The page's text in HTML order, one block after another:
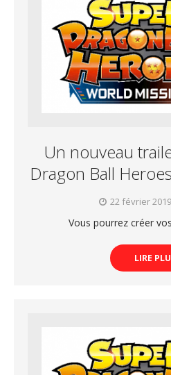
Un nouveau
Dragon Ball
22 février 2019
Vous pourrez créer
LIRE